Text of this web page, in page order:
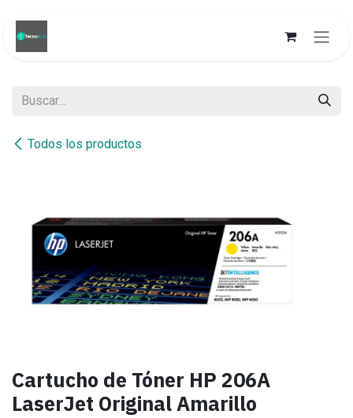
Todos los productos
Cartucho de Tóner HP 206A
LaserJet Original Amarillo